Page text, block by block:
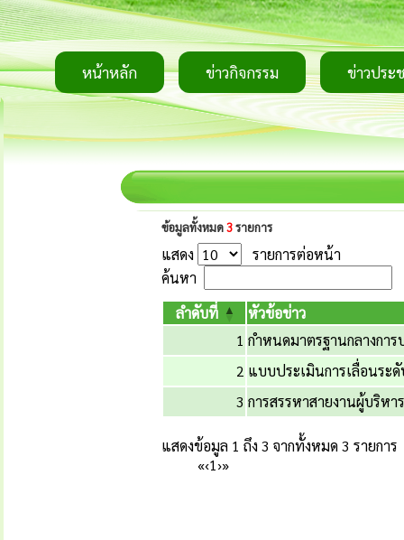
หน้าหลัก ข่าวกิจกรรม ข่าวประ
ข้อมูลทั้งหมด3รายการ
แสดง
รายการต่อหน้า
ค้นหา
ลำดับที่
หัวข้อข่าว
1 กำหนดมาตรฐานกลางกา
2 แบบประเมินการเลื่อนระ
3 การสรรหาสายงานผู้บริหาร
แสดงข้อมูล 1 ถึง 3 จากทั้งหมด 3 รายการ
«‹1›»